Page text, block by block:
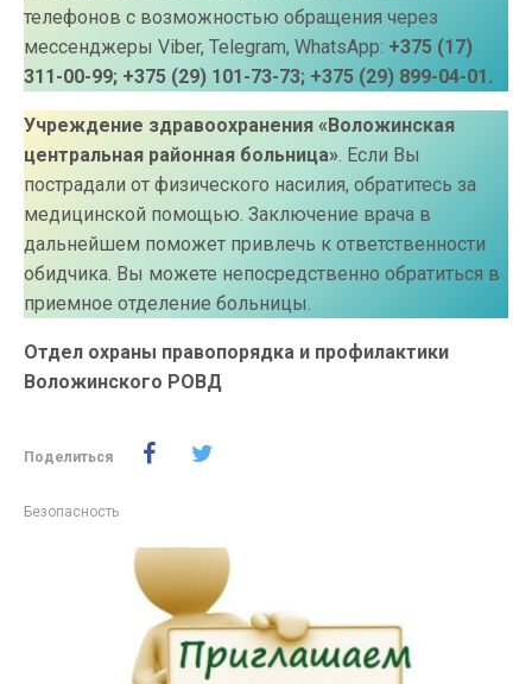
телефонов с возможностью обращения через
мессенджеры Viber, Telegram, WhatsApp: +375 (17)
311-00-99; +375 (29) 101-73-73; +375 (29) 899-04-01.
Учреждение здравоохранения «Воложинская
центральная районная больница». Если Вы
пострадали от физического насилия, обратитесь за
медицинской помощью. Заключение врача в
дальнейшем поможет привлечь к ответственности
обидчика. Вы можете непосредственно обратиться в
приемное отделение больницы.
Отдел охраны правопорядка и профилактики
Воложинского РОВД
Поделиться
Безопасность